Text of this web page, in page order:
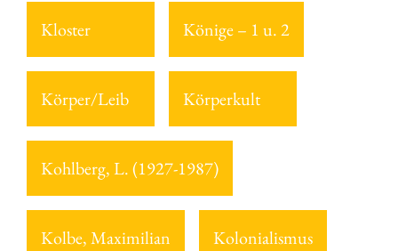
Kloster Könige – 1 u. 2
Körper/Leib Körperkult
Kohlberg, L. (1927-1987)
Kolbe, Maximilian Kolonialismus